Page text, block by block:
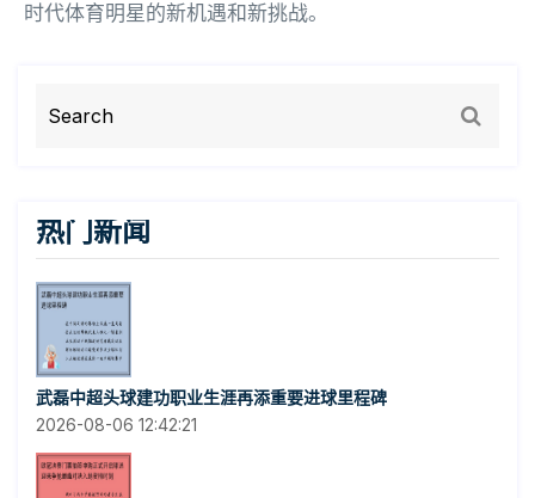
时代体育明星的新机遇和新挑战。
热门新闻
武磊中超头球建功职业生涯再添重要进球里程碑
2026-08-06 12:42:21